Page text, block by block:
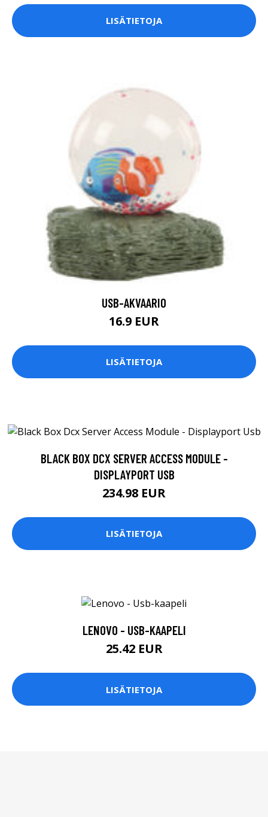
LISÄTIETOJA
USB-AKVAARIO
16.9 EUR
LISÄTIETOJA
BLACK BOX DCX SERVER ACCESS MODULE -
DISPLAYPORT USB
234.98 EUR
LISÄTIETOJA
LENOVO - USB-KAAPELI
25.42 EUR
LISÄTIETOJA